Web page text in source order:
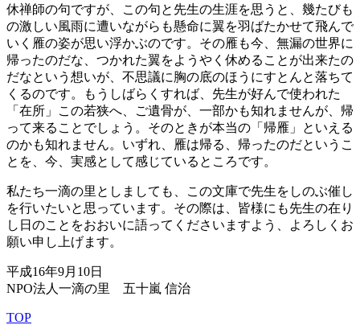
休禅師の句ですが、この句と先生の生涯を思うと、幾たびも
の激しい風雨に遭いながらも懸命に翼を羽ばたかせて飛んで
いく雁の姿が思い浮かぶのです。その雁も今、無漏の世界に
帰ったのだな、つかれた翼をようやく休めることが出来たの
だなという想いが、不思議に胸の底のほうにすとんと落ちて
くるのです。もうしばらくすれば、先生が好んで使われた
「在所」この若狭へ、ご遺骨が、一部かも知れませんが、帰
って来ることでしょう。そのときが本当の「帰雁」といえる
のかも知れません。いずれ、雁は帰る、帰ったのだというこ
とを、今、実感として感じているところです。
私たち一滴の里としましても、この文庫で先生をしのぶ催し
を行いたいと思っています。その際は、皆様にも先生の在り
し日のことをおおいに語ってくださいますよう、よろしくお
願い申し上げます。
平成16年9月10日
NPO法人一滴の里 五十嵐 信治
TOP